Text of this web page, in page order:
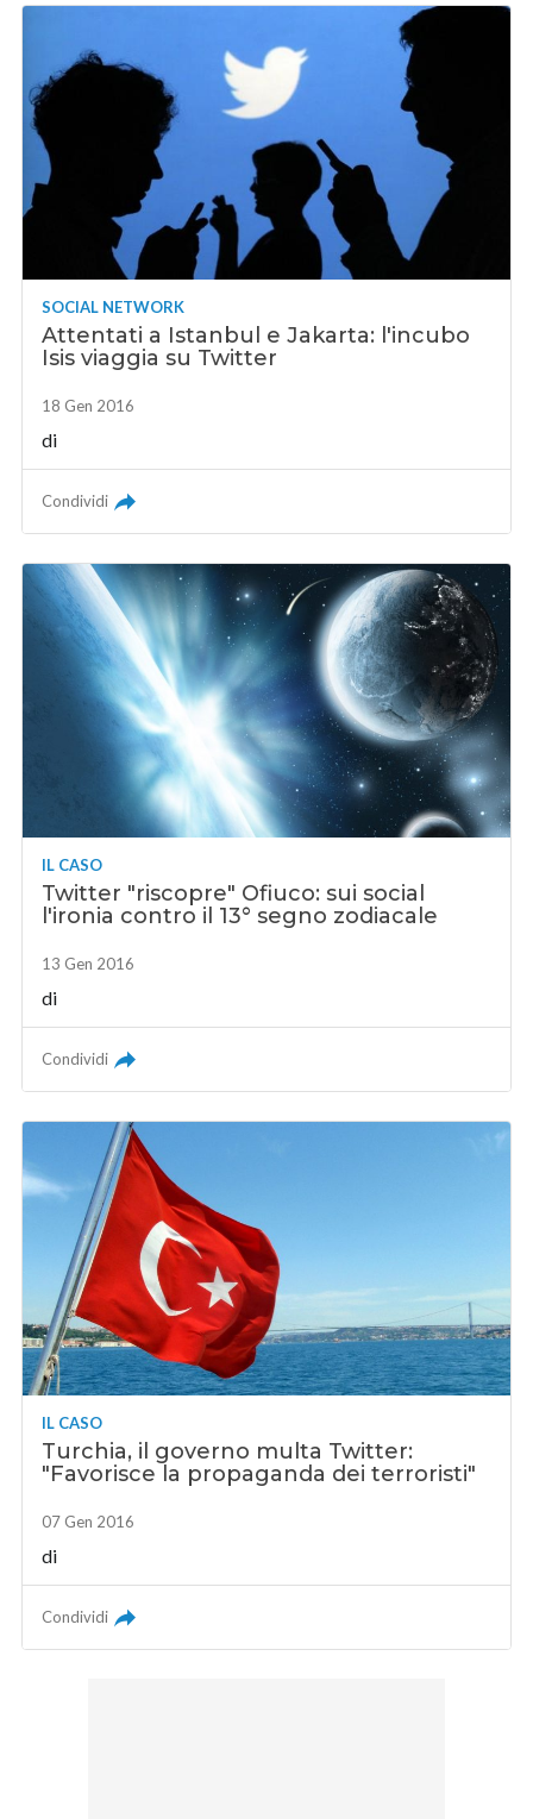
SOCIAL NETWORK
Attentati a Istanbul e Jakarta: l'incubo
Isis viaggia su Twitter
18 Gen 2016
di
Condividi
IL CASO
Twitter "riscopre" Ofiuco: sui social
l'ironia contro il 13° segno zodiacale
13 Gen 2016
di
Condividi
IL CASO
Turchia, il governo multa Twitter:
"Favorisce la propaganda dei terroristi"
07 Gen 2016
di
Condividi